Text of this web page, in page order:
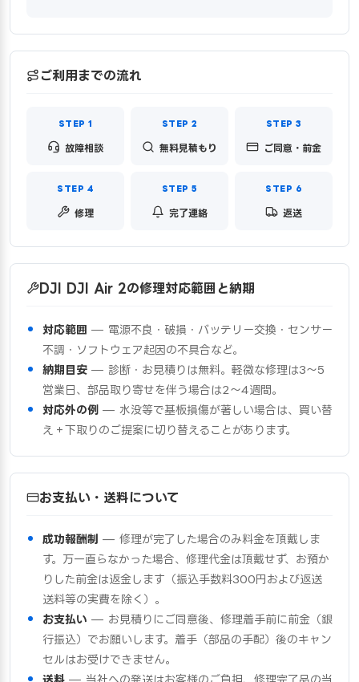
ご利用までの流れ
故障相談 無料見積もり ご同意・前金
修理 完了連絡 返送
DJI DJI Air 2の修理対応範囲と納期
対応範囲 — 電源不良・破損・バッテリー交換・センサー
不調・ソフトウェア起因の不具合など。
納期目安 — 診断・お見積りは無料。軽微な修理は3〜5
営業日、部品取り寄せを伴う場合は2〜4週間。
対応外の例 — 水没等で基板損傷が著しい場合は、買い替
え＋下取りのご提案に切り替えることがあります。
お支払い・送料について
成功報酬制 — 修理が完了した場合のみ料金を頂戴しま
す。万一直らなかった場合、修理代金は頂戴せず、お預か
りした前金は返金します（振込手数料300円および返送
送料等の実費を除く）。
お支払い — お見積りにご同意後、修理着手前に前金（銀
行振込）でお願いします。着手（部品の手配）後のキャン
セルはお受けできません。
送料 — 当社への発送はお客様のご負担、修理完了品の当